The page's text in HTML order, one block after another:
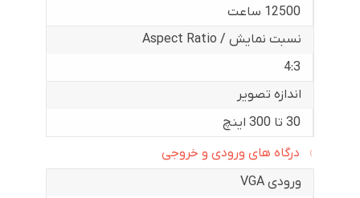
12500 ساعت
نسبت نمایش / Aspect Ratio
4:3
اندازه تصویر
30 تا 300 اینچ
درگاه های ورودی و خروجی
ورودی VGA